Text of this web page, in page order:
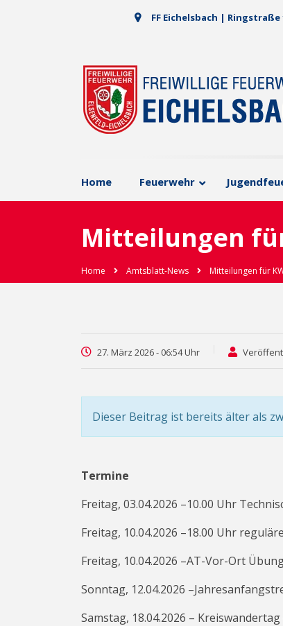
FF Eichelsbach |
Home Feuerwehr
Mitteilungen für
Home Amtsblatt-News Mitteilungen für
27. März 2026 - 06:54 Uhr
Dieser Beitrag ist bereits älter als
Termine
Freitag, 03.04.2026 –10.00 Uhr
Freitag, 10.04.2026 –18.00 Uhr
Freitag, 10.04.2026 –AT-Vor-Ort
Sonntag, 12.04.2026
Samstag, 18.04.2026 –